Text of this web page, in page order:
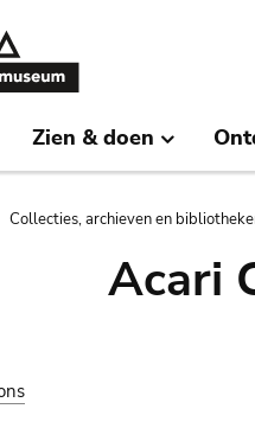
Zien & doen
Collecties, archieven en
Acari